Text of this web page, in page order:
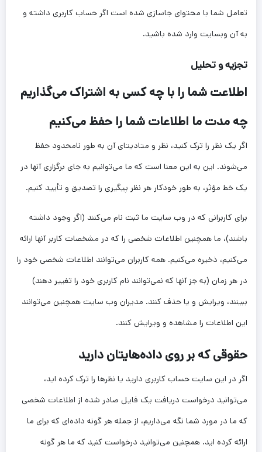
تعامل شما با محتوای جاسازی شده است اگر حساب کاربری داشته و
به آن وبسایت وارد شده باشید.
تجزیه و تحلیل
اطلاعت شما را با چه کسی به اشتراک می‌گذاریم
چه مدت ما اطلاعات شما را حفظ می‌کنیم
اگر یک نظر را ترک کنید، نظر و متادیتای آن به طور نامحدود حفظ
می‌شوند. این به این معنا است که ما می‌توانیم به جای برگزاری آنها در
یک خط مؤثر، به طور خودکار هر نظر پیگیری را تصدیق و تأیید کنیم.
برای کاربرانی که در وب سایت ما ثبت نام می‌کنند (اگر وجود داشته
باشند)، ما همچنین اطلاعات شخصی را که در مشخصات کاربر آنها ارائه
می‌کنیم، ذخیره می‌کنیم. همه کاربران می‌توانند اطلاعات شخصی خود را
در هر زمان (به جز آنها که نمی‌توانند نام کاربری خود را تغییر دهند)
ببینند، ویرایش و یا حذف کنند. مدیران وب سایت همچنین می‌توانند
این اطلاعات را مشاهده و ویرایش کنند.
حقوقی که بر روی داده‌هایتان دارید
اگر در این سایت حساب کاربری دارید یا نظرها را ترک کرده اید،
می‌توانید درخواست دریافت یک فایل صادر شده از اطلاعات شخصی
که ما در مورد شما نگه می‌داریم، از جمله هر گونه داده‌ای که برای ما
ارائه کرده اید. همچنین می‌توانید درخواست کنید که ما هر گونه